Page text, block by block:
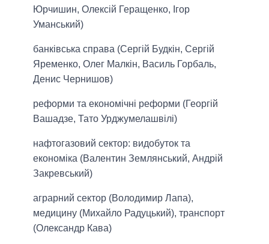
Юрчишин, Олексій Геращенко, Ігор
Уманський)
банківська справа (Сергій Будкін, Сергій
Яременко, Олег Малкін, Василь Горбаль,
Денис Чернишов)
реформи та економічні реформи (Георгій
Вашадзе, Тато Урджумелашвілі)
нафтогазовий сектор: видобуток та
економіка (Валентин Землянський, Андрій
Закревський)
аграрний сектор (Володимир Лапа),
медицину (Михайло Радуцький), транспорт
(Олександр Кава)